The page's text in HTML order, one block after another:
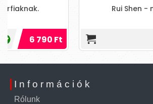
Ft
Rui Shen - magömlést
Információk
Rólunk